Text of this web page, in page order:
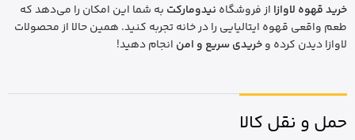
خرید قهوه لاوازا از فروشگاه نیدومارکت به شما این امکان را می‌دهد که
طعم واقعی قهوه ایتالیایی را در خانه تجربه کنید. همین حالا از محصولات
لاوازا دیدن کرده وخریدی سریع و امن انجام دهید!
حمل و نقل کالا